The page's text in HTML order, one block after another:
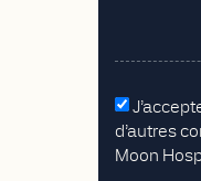
d’autres
Moon